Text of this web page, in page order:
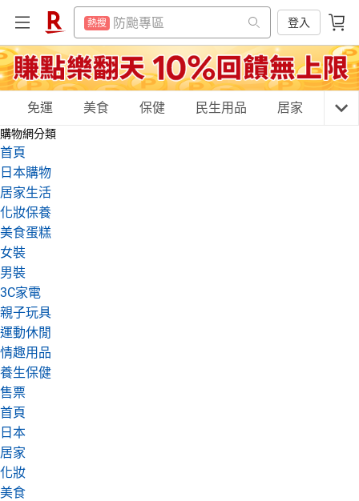
熱搜 防颱專區
熱搜 賺點樂翻天
熱搜 299超取免運
吹風機
登入
熱搜 賺點樂翻天
熱搜 299超取免運
熱搜 吹風機
熱搜 微波爐
購物網分類
天天免運
女裝
免運 美食 保健 民生用品 居家 3C
購物網分類
首頁
日本購物
居家生活
化妝保養
美食蛋糕
女裝
男裝
3C家電
親子玩具
運動休閒
情趣用品
養生保健
售票
首頁
日本
居家
化妝
美食